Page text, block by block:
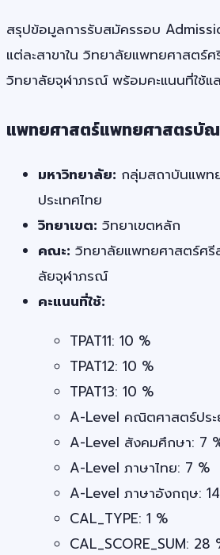
สรุปข้อมูลการรับสมัครรอบ
แต่ละสาขาใน วิทยาลัยแพทยศาสตร์
วิทยาลัยจุฬาภรณ์ พร้อมคะแนนที่ใช้แ
แพทยศาสตร์แพทยศาสตรบั
มหาวิทยาลัย: กลุ่มสถาบันแพท
ประเทศไทย
วิทยาเขต: วิทยาเขตหลัก
คณะ: วิทยาลัยแพทยศาสตร์ศ
ลัยจุฬาภรณ์
คะแนนที่ใช้:
TPAT11: 10 %
TPAT12: 10 %
TPAT13: 10 %
A-Level คณิตศาสตร์ประ
A-Level สังคมศึกษา: 7
A-Level ภาษาไทย: 7 %
A-Level ภาษาอังกฤษ:
CAL_TYPE: 1 %
CAL_SCORE_SUM: 28